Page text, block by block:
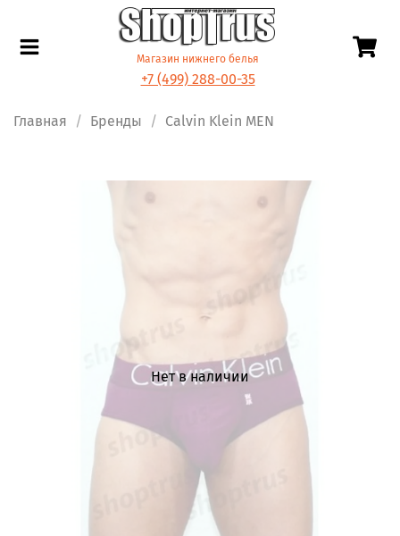
Магазин нижнего белья
+7 (499) 288-00-35
Главная Бренды Calvin Klein MEN
Нет в наличии